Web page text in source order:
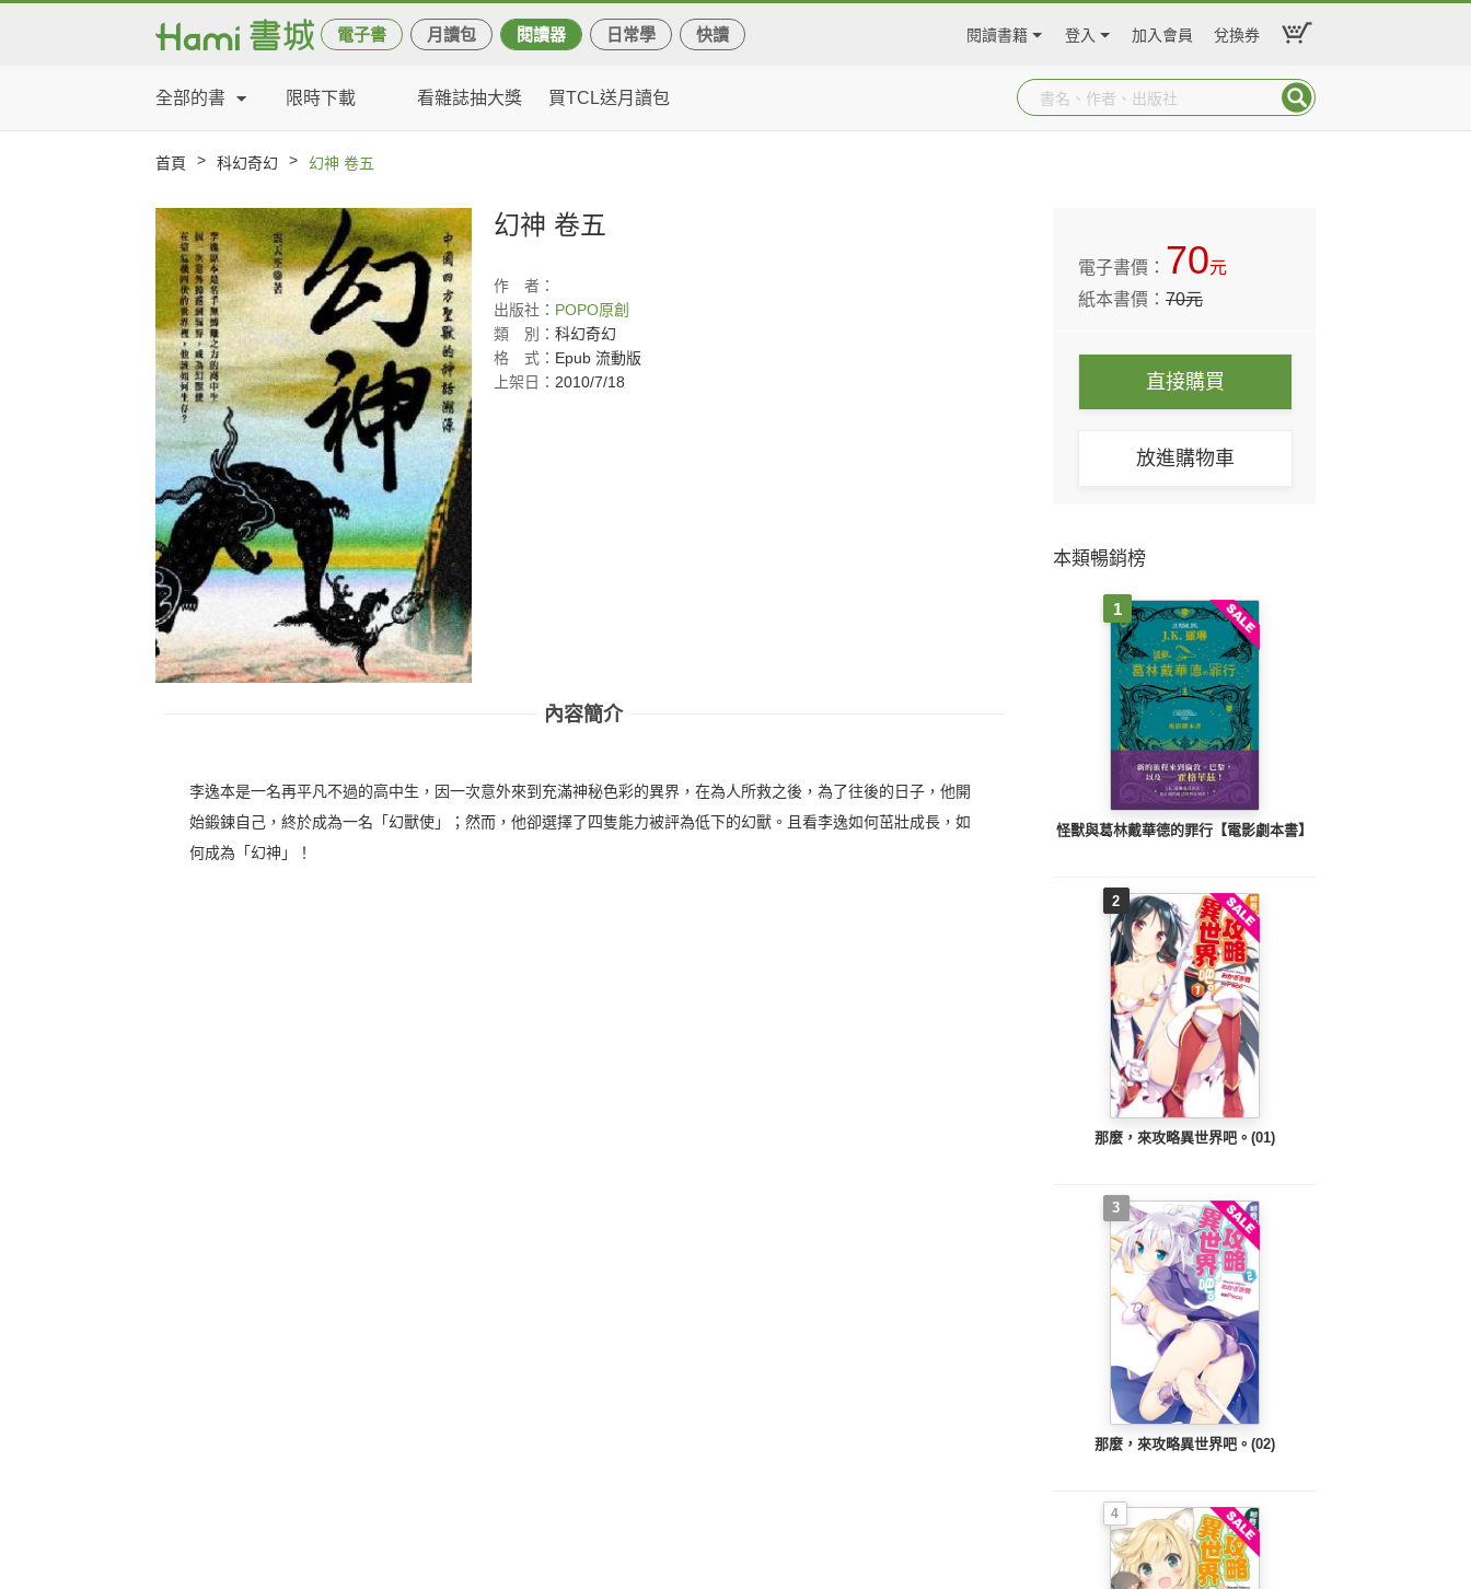
電子書 月讀包 閱讀器 日常學 快讀 閱讀書籍 登入 加入會員 兌換券
全部的書 限時下載 看雜誌抽大獎 買TCL送月讀包
首頁 > 科幻奇幻 > 幻神 卷五
幻神 卷五
作
者：
出版社： POPO原創
類
別： 科幻奇幻
格
式： Epub 流動版
上架日： 2010/7/18
內容簡介
李逸本是一名再平凡不過的高中生，因一次意外來到充滿神秘色彩的異界，在為人所救之後，為了往後的日子，他開
始鍛鍊自己，終於成為一名「幻獸使」；然而，他卻選擇了四隻能力被評為低下的幻獸。且看李逸如何茁壯成長，如
何成為「幻神」！
電子書價： 70元
紙本書價：70元
直接購買
放進購物車
本類暢銷榜
1
怪獸與葛林戴華德的罪行【電影劇本書】
2
那麼，來攻略異世界吧。(01)
3
那麼，來攻略異世界吧。(02)
4